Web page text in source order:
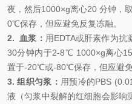
夜，然后1000×g离心20 分钟，
0℃保存，但应避免反复冻融。
2.
血浆： 用EDTA或肝素作为抗
30分钟内于2-8℃ 1000×g离心
置于-20℃或-80℃保存，但应避免
3. 组织匀浆： 用预冷的PBS
液（匀浆中裂解的红细胞会影响